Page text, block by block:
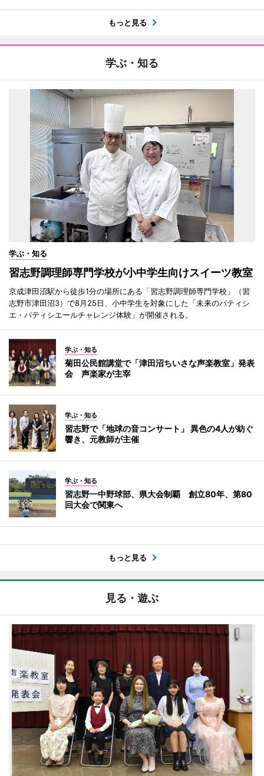
もっと見る
学ぶ・知る
学ぶ・知る
習志野調理師専門学校が小中学生向けスイーツ教室
京成津田沼駅から徒歩1分の場所にある「習志野調理師専門学校」（習
志野市津田沼3）で8月25日、小中学生を対象にした「未来のパティシ
エ・パティシエールチャレンジ体験」が開催される。
学ぶ・知る
菊田公民館講堂で「津田沼ちいさな声楽教室」発表
会 声楽家が主宰
学ぶ・知る
習志野で「地球の音コンサート」 異色の4人が紡ぐ
響き、元教師が主催
学ぶ・知る
習志野一中野球部、県大会制覇 創立80年、第80
回大会で関東へ
もっと見る
見る・遊ぶ